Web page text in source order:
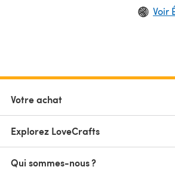
Voir
Votre achat
Explorez LoveCrafts
Qui sommes-nous ?